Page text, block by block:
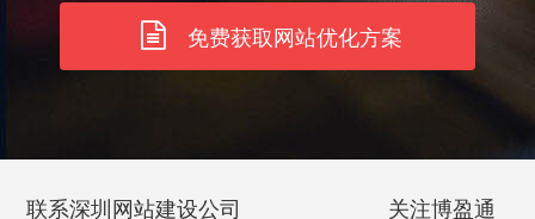
免费获取网站优化方案
联系深圳网站建设公司 关注博盈通